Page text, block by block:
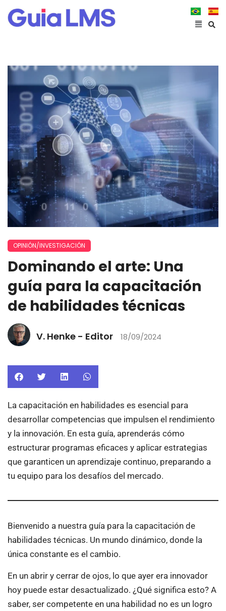
OPINIÓN/INVESTIGACIÓN
Dominando el arte: Una
guía para la capacitación
de habilidades técnicas
V. Henke - Editor 18/09/2024
La capacitación en habilidades es esencial para
desarrollar competencias que impulsen el rendimiento
y la innovación. En esta guía, aprenderás cómo
estructurar programas eficaces y aplicar estrategias
que garanticen un aprendizaje continuo, preparando a
tu equipo para los desafíos del mercado.
Bienvenido a nuestra guía para la capacitación de
habilidades técnicas. Un mundo dinámico, donde la
única constante es el cambio.
En un abrir y cerrar de ojos, lo que ayer era innovador
hoy puede estar desactualizado. ¿Qué significa esto? A
saber, ser competente en una habilidad no es un logro